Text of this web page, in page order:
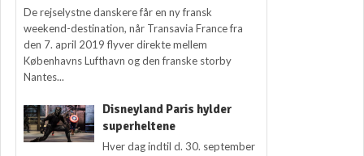
De rejselystne danskere får en ny fransk
weekend-destination, når Transavia France fra
den 7. april 2019 flyver direkte mellem
Københavns Lufthavn og den franske storby
Nantes...
Disneyland Paris hylder
superheltene
Hver dag indtil d. 30. september